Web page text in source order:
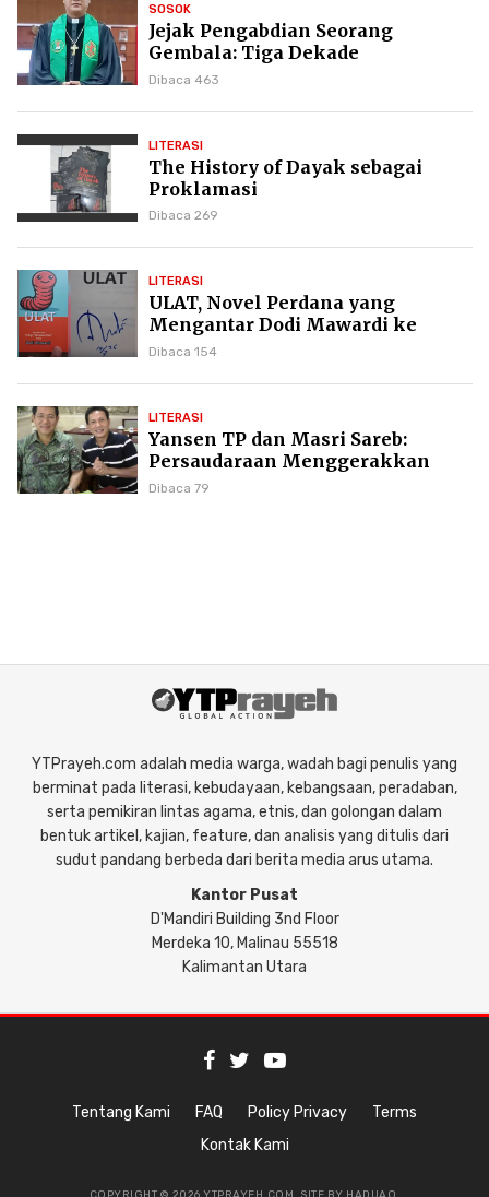
SOSOK
Jejak Pengabdian Seorang
Gembala: Tiga Dekade
Kepemimpinan Pdt. Dr. Yulius
Dibaca 463
LITERASI
The History of Dayak sebagai
Proklamasi
Dibaca 269
LITERASI
ULAT, Novel Perdana yang
Mengantar Dodi Mawardi ke
Puncak Karier Kepenulisan
Dibaca 154
LITERASI
Yansen TP dan Masri Sareb:
Persaudaraan Menggerakkan
Literasi Borneo
Dibaca 79
YTPrayeh.com adalah media warga, wadah bagi penulis yang
berminat pada literasi, kebudayaan, kebangsaan, peradaban,
serta pemikiran lintas agama, etnis, dan golongan dalam
bentuk artikel, kajian, feature, dan analisis yang ditulis dari
sudut pandang berbeda dari berita media arus utama.
Kantor Pusat
D'Mandiri Building 3nd Floor
Merdeka 10, Malinau 55518
Kalimantan Utara
Tentang Kami FAQ Policy Privacy
Terms
Kontak Kami